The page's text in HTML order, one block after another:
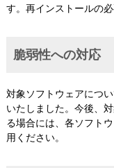
す。再インストールの必
脆弱性への対応
対象ソフトウェアにつ
いたしました。今後、
る場合には、各ソフト
用ください。